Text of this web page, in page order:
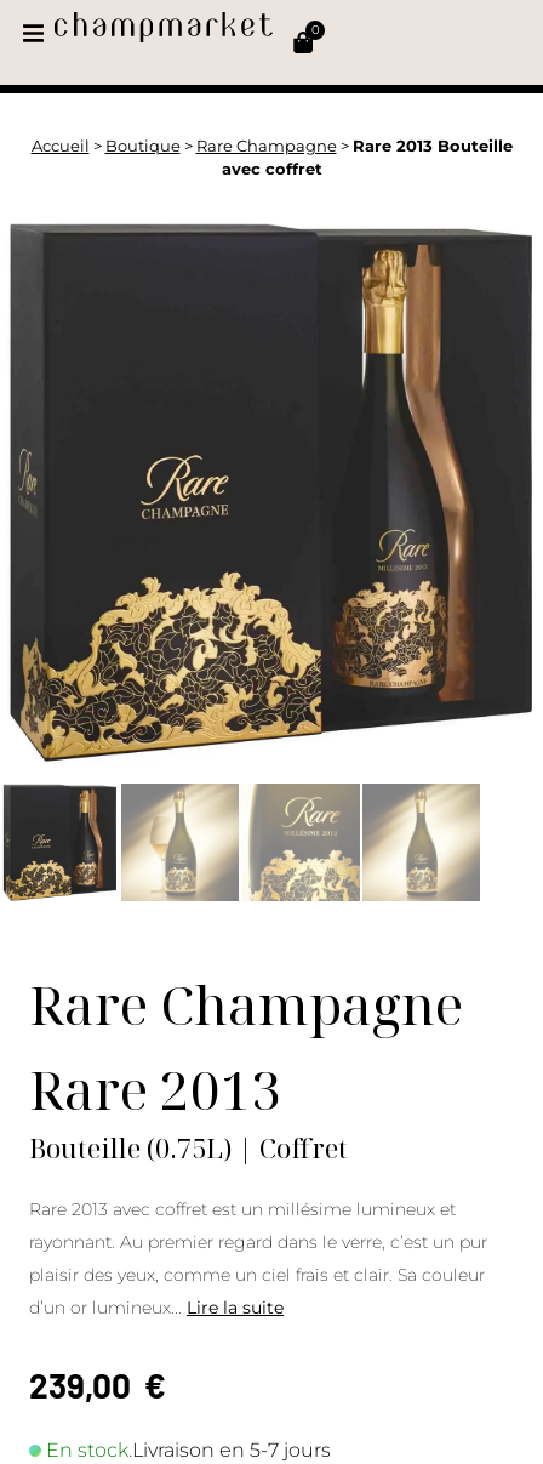
0
Accueil > Boutique> Rare Champagne> Rare 2013 Bouteille
avec coffret
Rare Champagne
Rare 2013
Bouteille (0.75L) | Coffret
Rare 2013 avec coffret est un millésime lumineux et
rayonnant. Au premier regard dans le verre, c’est un pur
plaisir des yeux, comme un ciel frais et clair. Sa couleur
d’un or lumineux
Lire la suite
239,00 €
En stock.Livraison en 5-7 jours